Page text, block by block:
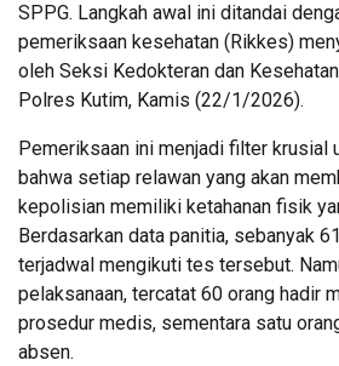
SPPG. Langkah awal ini ditandai
pemeriksaan kesehatan (Rikkes)
oleh Seksi Kedokteran dan
Polres Kutim, Kamis (22/1/2026).
Pemeriksaan ini menjadi filter krusial
bahwa setiap relawan yang akan
kepolisian memiliki ketahanan fisik
Berdasarkan data panitia, sebanyak
terjadwal mengikuti tes tersebut.
pelaksanaan, tercatat 60 orang hadir
prosedur medis, sementara satu
absen.